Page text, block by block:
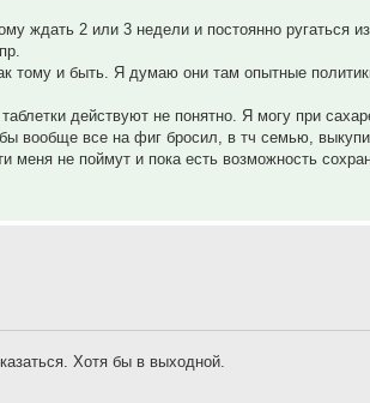
ждать 2 или 3 недели и постоянно ругаться
тому и быть. Я думаю они там опытные
действуют не понятно. Я могу при
вообще все на фиг бросил, в тч семью,
меня не поймут и пока есть возможность
Хотя бы в выходной.